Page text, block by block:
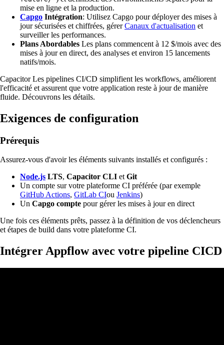
mise en ligne et la production.
Capgo Intégration: Utilisez Capgo pour déployer des mises à
jour sécurisées et chiffrées, gérerCanaux d'actualisation et
surveiller les performances.
Plans Abordables Les plans commencent à 12 $/mois avec des
mises à jour en direct, des analyses et environ 15 lancements
natifs/mois.
Capacitor Les pipelines CI/CD simplifient les workflows, améliorent
l'efficacité et assurent que votre application reste à jour de manière
fluide. Découvrons les détails.
Exigences de configuration
Prérequis
Assurez-vous d'avoir les éléments suivants installés et configurés :
Node.js LTS, Capacitor CLI etGit
Un compte sur votre plateforme CI préférée (par exemple
GitHub Actions, GitLab CIou Jenkins)
Un Capgo compte pour gérer les mises à jour en direct
Une fois ces éléments prêts, passez à la définition de vos déclencheurs
et étapes de build dans votre plateforme CI.
Intégrer Appflow avec votre pipeline CICD